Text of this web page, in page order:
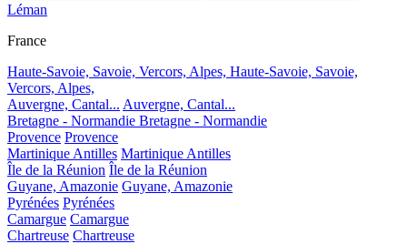
Léman
France
Haute-Savoie, Savoie, Vercors, Alpes, Haute-Savoie, Savoie,
Vercors, Alpes,
Auvergne, Cantal... Auvergne, Cantal...
Bretagne - Normandie Bretagne - Normandie
Provence Provence
Martinique Antilles Martinique Antilles
Île de la Réunion Île de la Réunion
Guyane, Amazonie Guyane, Amazonie
Pyrénées Pyrénées
Camargue Camargue
Chartreuse Chartreuse